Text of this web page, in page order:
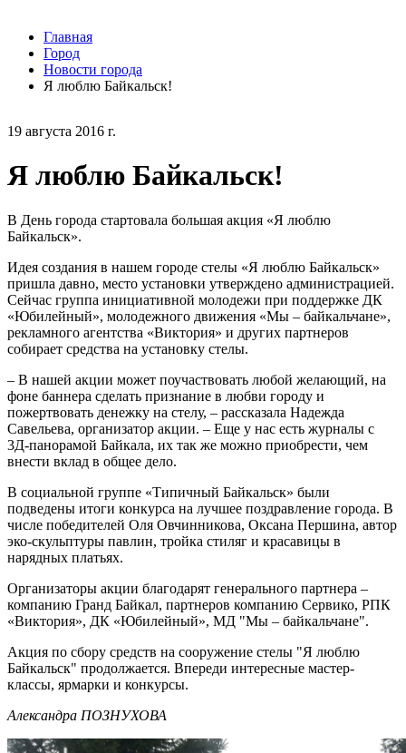
19 августа 2016 г.
Я люблю Байкальск!
В День города стартовала большая акция «Я люблю
Байкальск».
Идея создания в нашем городе стелы «Я люблю Байкальск»
пришла давно, место установки утверждено администрацией.
Сейчас группа инициативной молодежи при поддержке ДК
«Юбилейный», молодежного движения «Мы – байкальчане»,
рекламного агентства «Виктория» и других партнеров
собирает средства на установку стелы.
– В нашей акции может поучаствовать любой желающий, на
фоне баннера сделать признание в любви городу и
пожертвовать денежку на стелу, – рассказала Надежда
Савельева, организатор акции. – Еще у нас есть журналы с
3Д-панорамой Байкала, их так же можно приобрести, чем
внести вклад в общее дело.
В социальной группе «Типичный Байкальск» были
подведены итоги конкурса на лучшее поздравление города. В
числе победителей Оля Овчинникова, Оксана Першина, автор
эко-скульптуры павлин, тройка стиляг и красавицы в
нарядных платьях.
Организаторы акции благодарят генерального партнера –
компанию Гранд Байкал, партнеров компанию Сервико, РПК
«Виктория», ДК «Юбилейный», МД "Мы – байкальчане".
Акция по сбору средств на сооружение стелы "Я люблю
Байкальск" продолжается. Впереди интересные мастер-
классы, ярмарки и конкурсы.
Александра ПОЗНУХОВА
Главная
Город
Новости города
Я люблю Байкальск!